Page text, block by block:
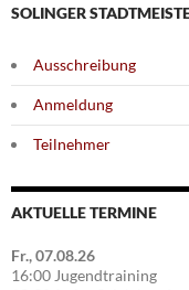
SOLINGER
Ausschreibung
Anmeldung
Teilnehmer
AKTUELLE TERMINE
Fr., 07.08.26
16:00 Jugendtraining